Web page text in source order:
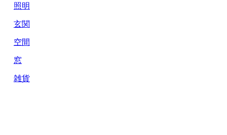
照明
玄関
空間
窓
雑貨